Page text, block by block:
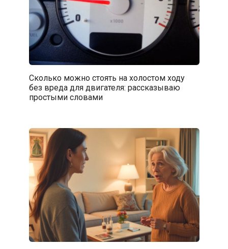
Сколько можно стоять на холостом ходу
без вреда для двигателя: рассказываю
простыми словами